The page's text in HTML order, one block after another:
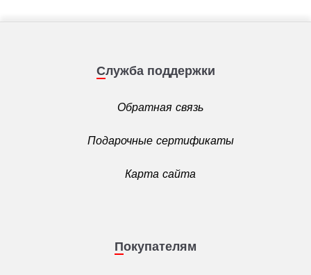
Служба поддержки
Обратная связь
Подарочные сертификаты
Карта сайта
Покупателям